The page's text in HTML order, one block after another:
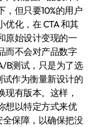
但只要10%的用户
优化，在 CTA 和其
原始设计变现的一
而不会对产品数字
B测试，只是为了选
作为衡量新设计的
现有版本。这样，
想以特定方式来优
保障，以确保把没